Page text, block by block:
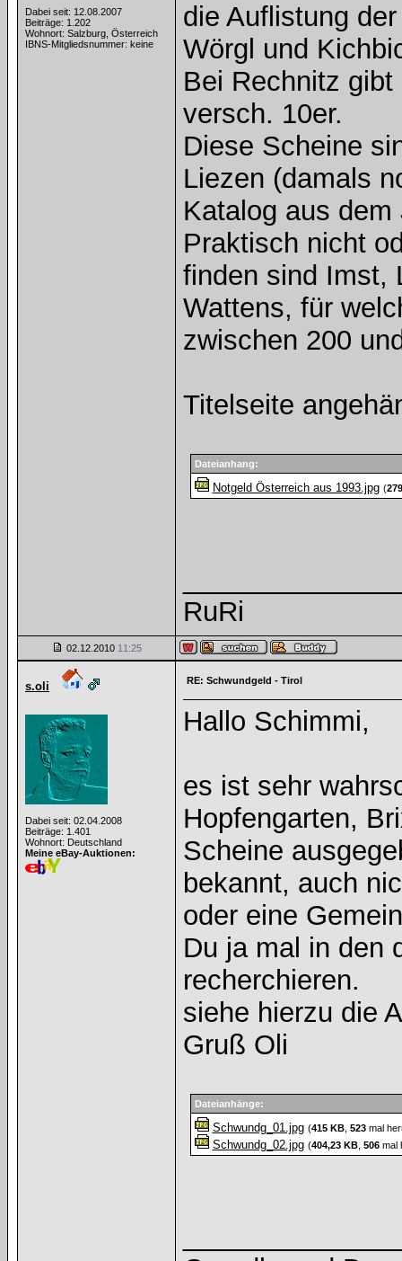
Dabei seit: 12.08.2007
Beiträge: 1.202
Wohnort: Salzburg, Österreich
IBNS-Mitgliedsnummer: keine
die Auflistung
Wörgl und
Bei Rechnitz
versch. 10er.
Diese Scheine
Liezen (damals
Katalog aus dem
Praktisch nicht
finden sind Imst,
Wattens, für
zwischen 200
Titelseite
Dateianhang:
Notgeld Österreich aus 1993.jpg (
RuRi
02.12.2010 11:25
s.oli
Dabei seit: 02.04.2008
Beiträge: 1.401
Wohnort: Deutschland
Meine eBay-Auktionen:
RE: Schwundgeld - Tirol
Hallo Schimmi,
es ist sehr
Hopfengarten,
Scheine
bekannt, auch
oder eine
Du ja mal in den
recherchieren.
siehe hierzu die
Gruß Oli
Dateianhänge:
Schwundg_01.jpg (415 KB, 523mal
Schwundg_02.jpg (404,23 KB, 506mal